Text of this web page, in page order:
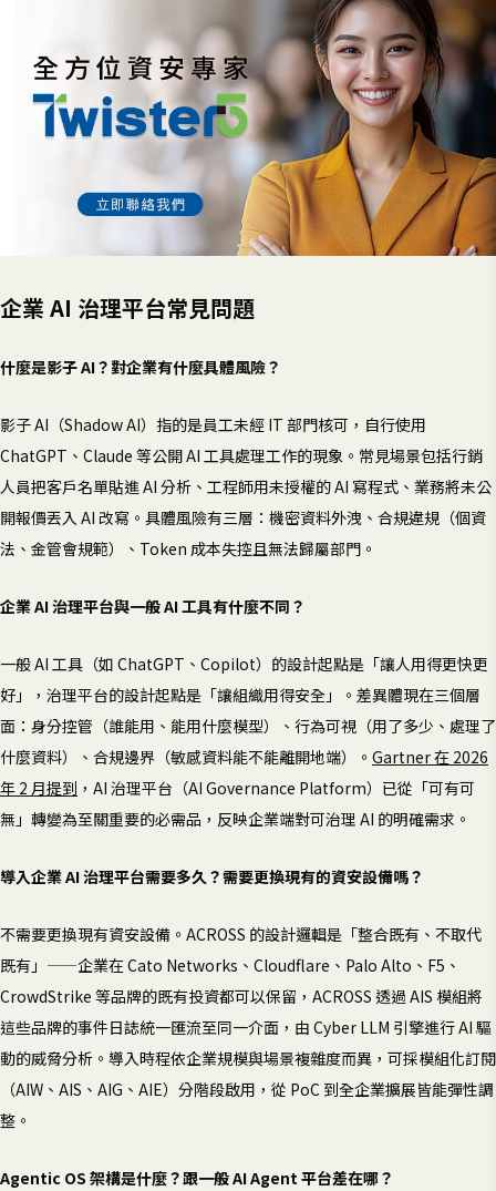
企業 AI 治理平台常見問題
什麼是影子 AI？對企業有什麼具體風險？
影子 AI（Shadow AI）指的是員工未經 IT 部門核可，自行使用
ChatGPT、Claude 等公開 AI 工具處理工作的現象。常見場景包括行銷
人員把客戶名單貼進 AI 分析、工程師用未授權的 AI 寫程式、業務將未公
開報價丟入 AI 改寫。具體風險有三層：機密資料外洩、合規違規（個資
法、金管會規範）、Token 成本失控且無法歸屬部門。
企業 AI 治理平台與一般 AI 工具有什麼不同？
一般 AI 工具（如 ChatGPT、Copilot）的設計起點是「讓人用得更快更
好」，治理平台的設計起點是「讓組織用得安全」。差異體現在三個層
面：身分控管（誰能用、能用什麼模型）、行為可視（用了多少、處理了
什麼資料）、合規邊界（敏感資料能不能離開地端）。 Gartner 在 2026
年 2 月提到 ，AI 治理平台（AI Governance Platform）已從「可有可
無」轉變為至關重要的必需品，反映企業端對可治理 AI 的明確需求。
導入企業 AI 治理平台需要多久？需要更換現有的資安設備嗎？
不需要更換現有資安設備。ACROSS 的設計邏輯是「整合既有、不取代
既有」——企業在 Cato Networks、Cloudflare、Palo Alto、F5、
CrowdStrike 等品牌的既有投資都可以保留，ACROSS 透過 AIS 模組將
這些品牌的事件日誌統一匯流至同一介面，由 Cyber LLM 引擎進行 AI 驅
動的威脅分析。導入時程依企業規模與場景複雜度而異，可採模組化訂閱
（AIW、AIS、AIG、AIE）分階段啟用，從 PoC 到全企業擴展皆能彈性調
整。
Agentic OS 架構是什麼？跟一般 AI Agent 平台差在哪？